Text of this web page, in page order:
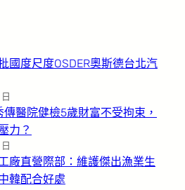
國度尺度OSDER奧斯德台北汽
醫院健檢5歲財富不受拘束，
力？
廠直營際部：維護傑出漁業生
韓配合好處